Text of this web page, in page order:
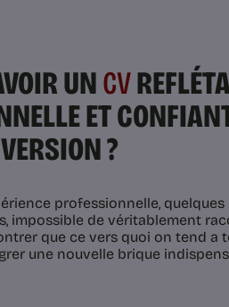
UNCV
ET
?
professionnelle,
impossible de véritablement
que ce vers quoi on tend a
une nouvelle brique